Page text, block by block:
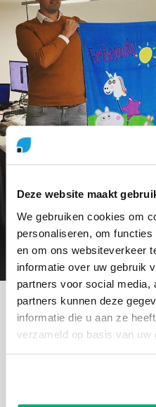
Deze website maakt
We gebruiken cookies om
personaliseren, om
en om ons websiteverkeer
informatie over uw gebruik
partners voor social media,
partners kunnen deze
informatie die u aan ze
verzameld op basis van
Vanuit Novaware zijn wij
Martijn die beiden de
kregen ze een klein
deze topprestatie. De